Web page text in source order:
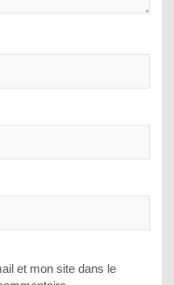
et mon site dans le